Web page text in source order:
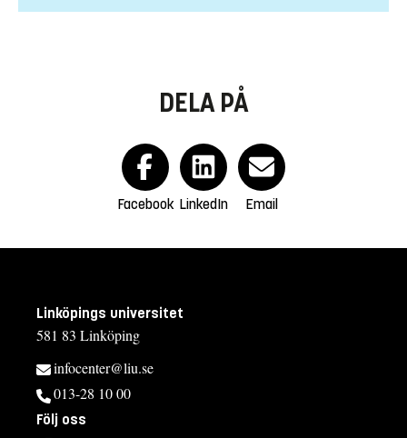
DELA PÅ
Facebook LinkedIn Email
Linköpings universitet
581 83 Linköping
infocenter@liu.se
013-28 10 00
Följ oss